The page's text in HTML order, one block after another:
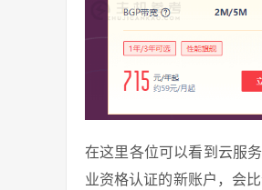
在这里各位可以看到云服
业资格认证的新账户，会